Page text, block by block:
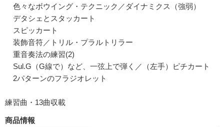
色々なボウイング・テクニック／ダイナミクス（強弱）
デタシェとスタッカート
スピッカート
装飾音符／トリル・プラルトリラー
重音奏法の練習(2)
Sul.G（G線で）など、一弦上で弾く／（左手）ピチカート
2パターンのフラジオレット
練習曲・13曲収載
商品情報